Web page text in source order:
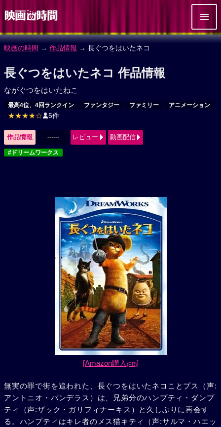
映画の時間 → 作品情報 → 長ぐつをはいたネコ
長ぐつをはいたネコ 作品情報
ながぐつをはいたねこ
最高4位、4回ランクイン ファンタジー ファミリー アニメーション
★★★★☆ 5件
作品情報 ------ レビュー 動画配信
#ドリームワークス
[Amazon購入 (PR)]
無実の罪で街を追われた、長ぐつをはいたネコことプス（声:
アントニオ・バンデラス）は、兄弟分のハンプティ・ダンプ
ティ（声:ザック・ガリフィナーキス）と久しぶりに再会す
る。ハンプティはキレ者のメス猫キティ（声:サルマ・ハエッ